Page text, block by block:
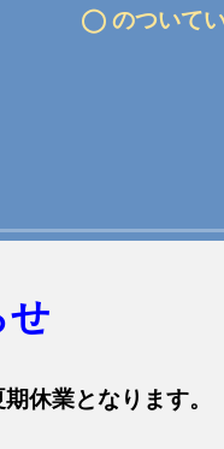
◯ のついて
せ
休業となります。